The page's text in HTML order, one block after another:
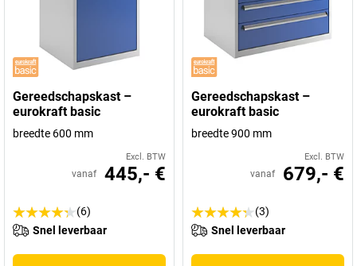
Gereedschapskast –
eurokraft basic
breedte 600 mm
Excl. BTW
vanaf 445,- €
(6)
Snel leverbaar
Gereedschapskast –
eurokraft basic
breedte 900 mm
Excl. BTW
vanaf 679,- €
(3)
Snel leverbaar